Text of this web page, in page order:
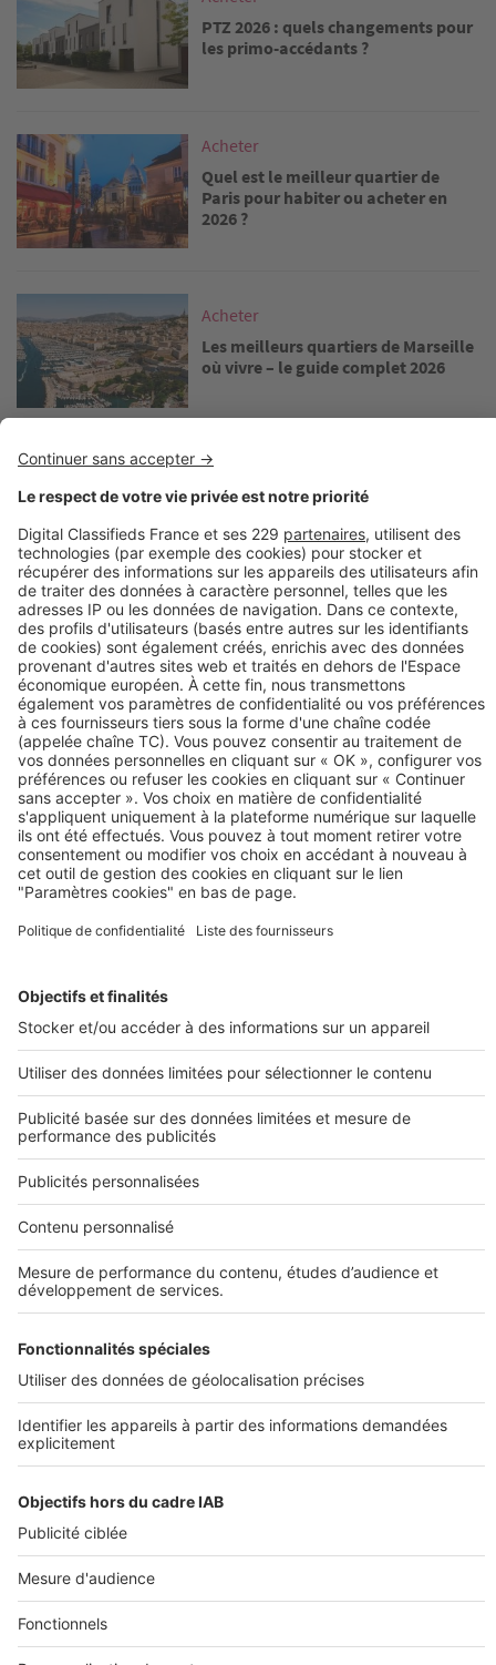
PTZ 2026 : quels changements pour
les primo-accédants ?
Image
Acheter
Quel est le meilleur quartier de
Paris pour habiter ou acheter en
2026 ?
Acheter
Les meilleurs quartiers de Marseille
où vivre – le guide complet 2026
Image
Acheter
Vivre à Bordeaux : dans quel
girondine ?
Découvrez nos annonces
Acheter dans l'immobilier neuf
Immobilier neuf Acheter un appartement neuf
Loi Pinel Programme neuf Paris
Logement neuf Lyon Investir à Strasbourg
Appartement neuf Marseille
SeLoger neuf c'est aussi...
DÉCOUVRIR
Annuaire des professionnels
Déposer une annonce sur SeLoger
SELOGER NEUF
Politique Générale de Protection des Données
Découvrez notre offre